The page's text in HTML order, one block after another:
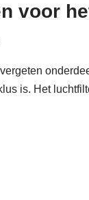
voor
is. Het